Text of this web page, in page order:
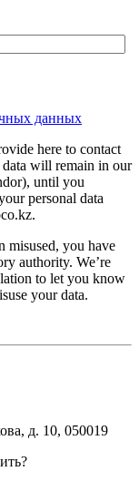
данных
here to contact
will remain in our
until you
personal data
misused, you have
authority. We’re
to let you know
your data.
д. 10, 050019